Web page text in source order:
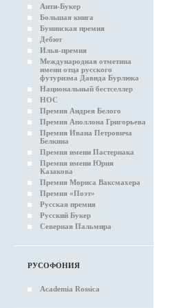
Анти-Букер
Большая книга
Бунинская премия
Дебют
Илья-премия
Международная отметина
имени отца русского
футуризма Давида Бурлюка
Национальный бестселлер
НОС
Премия Андрея Белого
Премия Аполлона Григорьева
Премия Ивана Петровича
Белкина
Премия имени Пастернака
Премия имени Юрия
Казакова
Премия Мориса Ваксмахера
Премия «Поэт»
Русская премия
Русский Букер
Северная Пальмира
РУСОФОНИЯ
Academia Rossica